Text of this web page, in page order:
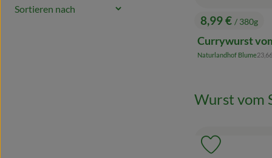
, Preis:
8,99 € / 380g
Currywurst
, Herkunft:
Naturlandhof Blume,
Wurst vom
Produkt